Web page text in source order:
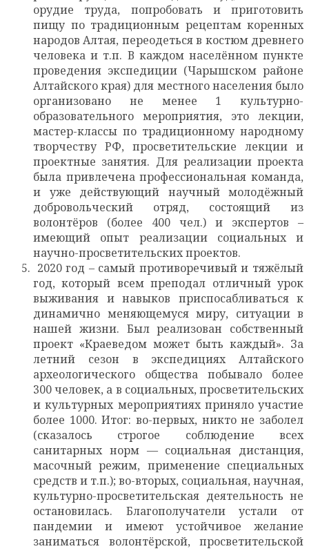
орудие труда, попробовать и приготовить
пищу по традиционным рецептам коренных
народов Алтая, переодеться в костюм древнего
человека и т.п. В каждом населённом пункте
проведения экспедиции (Чарышском районе
Алтайского края) для местного населения было
организовано не менее 1 культурно-
образовательного мероприятия, это лекции,
мастер-классы по традиционному народному
творчеству РФ, просветительские лекции и
проектные занятия. Для реализации проекта
была привлечена профессиональная команда,
и уже действующий научный молодёжный
добровольческий отряд, состоящий из
волонтёров (более 400 чел.) и экспертов –
имеющий опыт реализации социальных и
научно-просветительских проектов.
2020 год – самый противоречивый и тяжёлый
год, который всем преподал отличный урок
выживания и навыков приспосабливаться к
динамично меняющемуся миру, ситуации в
нашей жизни. Был реализован собственный
проект «Краеведом может быть каждый». За
летний сезон в экспедициях Алтайского
археологического общества побывало более
300 человек, а в социальных, просветительских
и культурных мероприятиях приняло участие
более 1000. Итог: во-первых, никто не заболел
(сказалось строгое соблюдение всех
санитарных норм — социальная дистанция,
масочный режим, применение специальных
средств и т.п.); во-вторых, социальная, научная,
культурно-просветительская деятельность не
остановилась. Благополучатели устали от
пандемии и имеют устойчивое желание
заниматься волонтёрской, просветительской